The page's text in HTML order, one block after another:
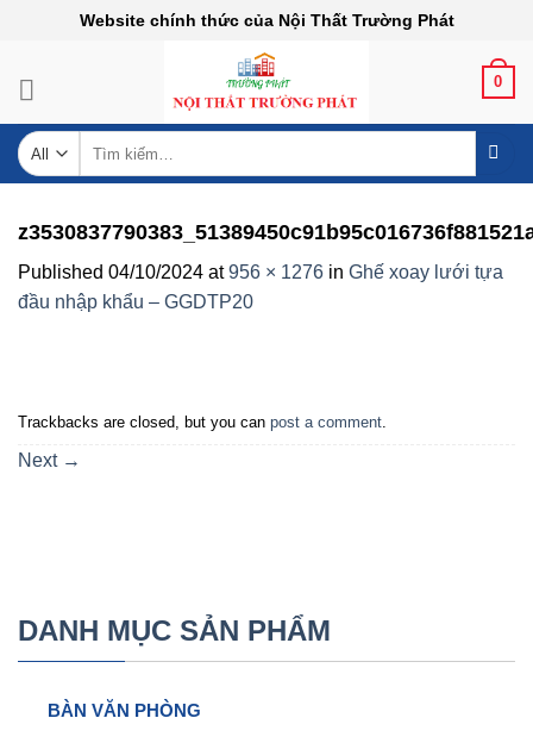
Website chính thức của Nội Thất Trường Phát
0
kiếm:
Published 04/10/2024 at956 × 1276 in Ghế xoay lưới tựa
đầu nhập khẩu – GGDTP20
Trackbacks are closed, but you can post a comment.
Next →
DANH MỤC SẢN PHẨM
BÀN VĂN PHÒNG